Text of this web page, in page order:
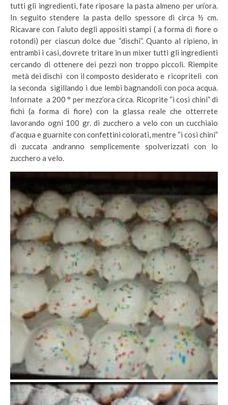
tutti gli ingredienti, fate riposare la pasta almeno per un’ora.
In seguito stendere la pasta dello spessore di circa ½ cm.
Ricavare con l’aiuto degli appositi stampi ( a forma di fiore o
rotondi) per ciascun dolce due “dischi”. Quanto al ripieno, in
entrambi i casi, dovrete tritare in un mixer tutti gli ingredienti
cercando di ottenere dei pezzi non troppo piccoli. Riempite
metà dei dischi con il composto desiderato e ricopriteli con
la seconda sigillando i due lembi bagnandoli con poca acqua.
Infornate a 200 ° per mezz’ora circa. Ricoprite “i cosi chini” di
fichi (a forma di fiore) con la glassa reale che otterrete
lavorando ogni 100 gr. di zucchero a velo con un cucchiaio
d’acqua e guarnite con confettini colorati, mentre “i cosi chini”
di zuccata andranno semplicemente spolverizzati con lo
zucchero a velo.